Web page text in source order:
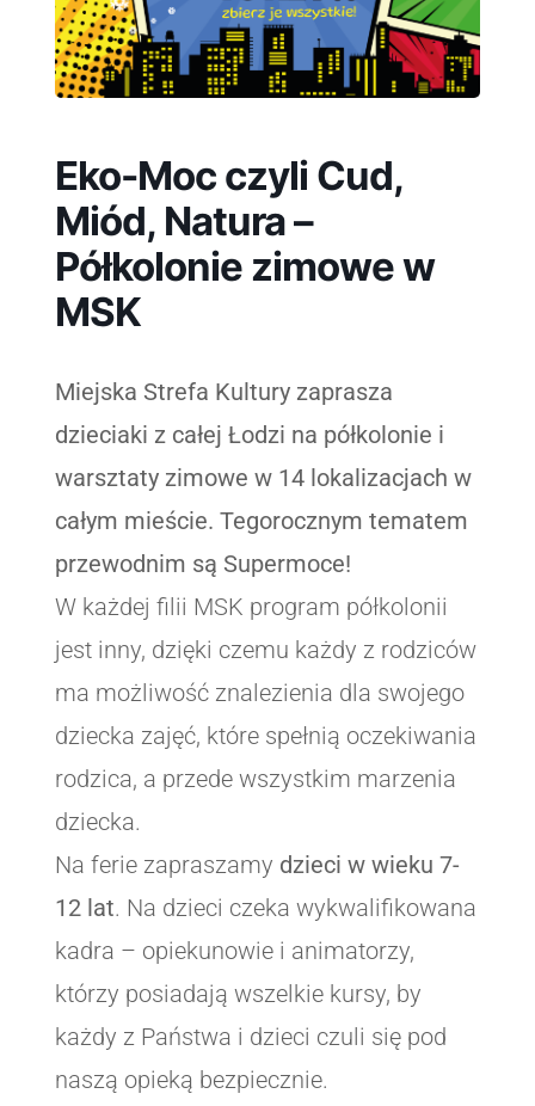
Eko-Moc czyli Cud,
Miód, Natura –
Półkolonie zimowe w
MSK
Miejska Strefa Kultury zaprasza
dzieciaki z całej Łodzi na półkolonie i
warsztaty zimowe w 14 lokalizacjach w
całym mieście. Tegorocznym tematem
przewodnim są Supermoce!
W każdej filii MSK program półkolonii
jest inny, dzięki czemu każdy z rodziców
ma możliwość znalezienia dla swojego
dziecka zajęć, które spełnią oczekiwania
rodzica, a przede wszystkim marzenia
dziecka.
Na ferie zapraszamy dzieci w wieku 7-
12 lat. Na dzieci czeka wykwalifikowana
kadra – opiekunowie i animatorzy,
którzy posiadają wszelkie kursy, by
każdy z Państwa i dzieci czuli się pod
naszą opieką bezpiecznie.